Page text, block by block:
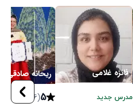
فائزه غلامی
مدرس جدید
ریحانه صادقی
5
(26)